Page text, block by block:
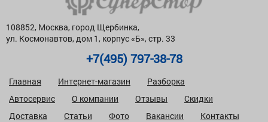
108852, Москва, город Щербинка,
ул. Космонавтов, дом 1, корпус «Б», стр. 33
+7(495) 797-38-78
Главная Интернет-магазин
Разборка
Автосервис
О компании Отзывы
Скидки
Доставка
Статьи Фото Вакансии
Контакты